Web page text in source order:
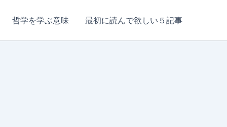
哲学を学ぶ意味 最初に読んで欲しい５記事